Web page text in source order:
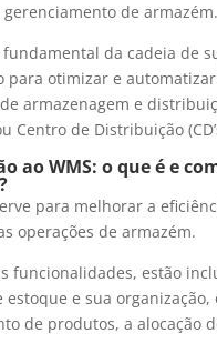
de armazém.
fundamental da cadeia de
para otimizar e automatizar
armazenagem e
Centro de Distribuição
ao WMS: o que é e
para melhorar a
operações de armazém.
funcionalidades, estão
estoque e sua organização,
de produtos, a alocação